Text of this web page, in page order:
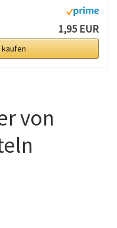
1,95 EUR
kaufen
von